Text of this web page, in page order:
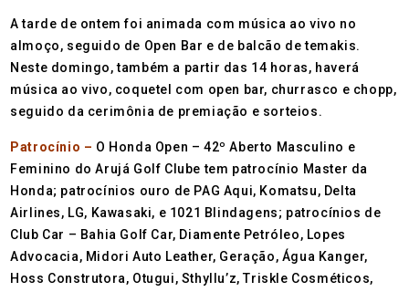
A tarde de ontem foi animada com música ao vivo no
almoço, seguido de Open Bar e de balcão de temakis.
Neste domingo, também a partir das 14 horas, haverá
música ao vivo, coquetel com open bar, churrasco e chopp,
seguido da cerimônia de premiação e sorteios.
Patrocínio – O Honda Open – 42º Aberto Masculino e
Feminino do Arujá Golf Clube tem patrocínio Master da
Honda; patrocínios ouro de PAG Aqui, Komatsu, Delta
Airlines, LG, Kawasaki, e 1021 Blindagens; patrocínios de
Club Car – Bahia Golf Car, Diamente Petróleo, Lopes
Advocacia, Midori Auto Leather, Geração, Água Kanger,
Hoss Construtora, Otugui, Sthyllu’z, Triskle Cosméticos,